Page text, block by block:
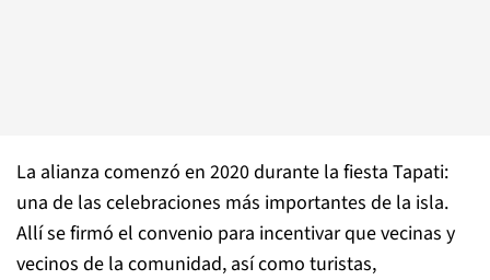
La alianza comenzó en 2020 durante la fiesta Tapati:
una de las celebraciones más importantes de la isla.
Allí se firmó el convenio para incentivar que vecinas y
vecinos de la comunidad, así como turistas,